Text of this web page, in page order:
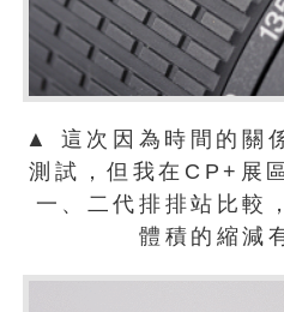
▲ 這次因為時間的關
測試，但我在CP+展
一、二代排排站比較
體積的縮減